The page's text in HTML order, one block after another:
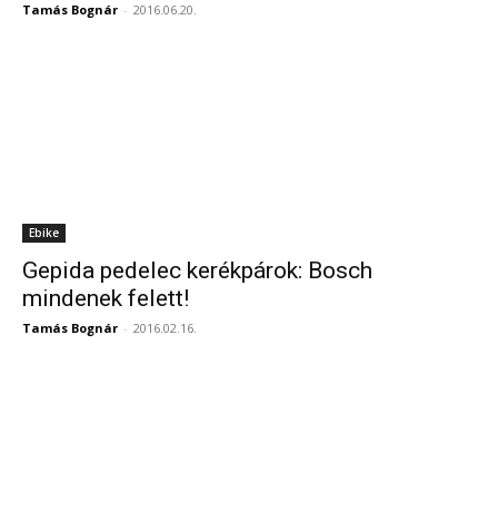
Tamás Bognár - 2016.06.20.
Ebike
Gepida pedelec kerékpárok: Bosch
mindenek felett!
Tamás Bognár - 2016.02.16.